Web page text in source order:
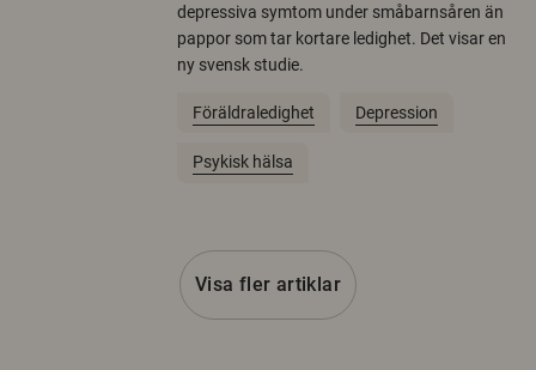
depressiva symtom under småbarnsåren än
pappor som tar kortare ledighet. Det visar en
ny svensk studie.
Föräldraledighet Depression
Psykisk hälsa
Visa fler artiklar